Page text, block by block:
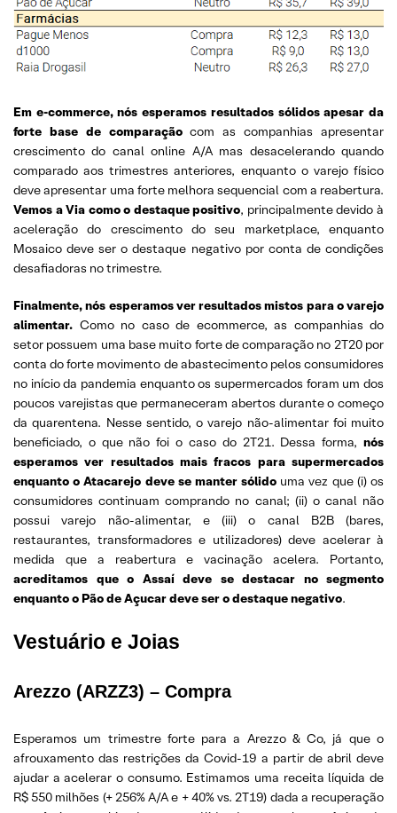
Em e-commerce, nós esperamos resultados sólidos apesar da
forte base de comparaçãocom as companhias apresentar
crescimento do canal online A/A mas desacelerando quando
comparado aos trimestres anteriores, enquanto o varejo físico
deve apresentar uma forte melhora sequencial com a reabertura.
Vemos a Via como o destaque positivo, principalmente devido à
aceleração do crescimento do seu marketplace, enquanto
Mosaico deve ser o destaque negativo por conta de condições
desafiadoras no trimestre.
Finalmente, nós esperamos ver resultados mistos para o varejo
alimentar. Como no caso de ecommerce, as companhias do
setor possuem uma base muito forte de comparação no 2T20 por
conta do forte movimento de abastecimento pelos consumidores
no início da pandemia enquanto os supermercados foram um dos
poucos varejistas que permaneceram abertos durante o começo
da quarentena. Nesse sentido, o varejo não-alimentar foi muito
beneficiado, o que não foi o caso do 2T21. Dessa forma, nós
esperamos ver resultados mais fracos para supermercados
enquanto o Atacarejo deve se manter sólido uma vez que (i) os
consumidores continuam comprando no canal; (ii) o canal não
possui varejo não-alimentar, e (iii) o canal B2B (bares,
restaurantes, transformadores e utilizadores) deve acelerar à
medida que a reabertura e vacinação acelera. Portanto,
acreditamos que o Assaí deve se destacar no segmento
enquanto o Pão de Açucar deve ser o destaque negativo.
Vestuário e Joias
Arezzo (ARZZ3) – Compra
Esperamos um trimestre forte para a Arezzo & Co, já que o
afrouxamento das restrições da Covid-19 a partir de abril deve
ajudar a acelerar o consumo. Estimamos uma receita líquida de
R$ 550 milhões (+ 256% A/A e + 40% vs. 2T19) dada a recuperação